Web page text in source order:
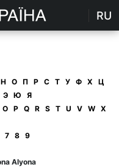
RU
Н О П Р С Т У Ф Х
Ц
Э Ю
Я
O P Q R S T U V W
X
7 8 9
Аlyona